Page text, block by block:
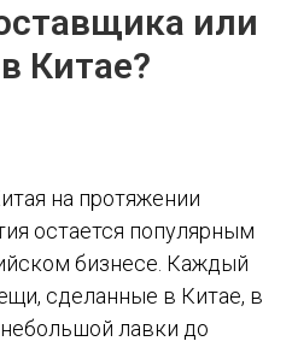
или
Китае?
на протяжении
остается популярным
бизнесе. Каждый
сделанные в Китае, в
лавки до